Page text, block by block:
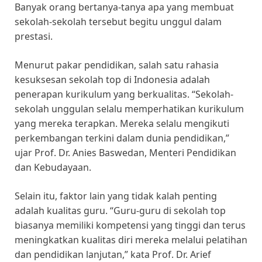
Banyak orang bertanya-tanya apa yang membuat
sekolah-sekolah tersebut begitu unggul dalam
prestasi.
Menurut pakar pendidikan, salah satu rahasia
kesuksesan sekolah top di Indonesia adalah
penerapan kurikulum yang berkualitas. “Sekolah-
sekolah unggulan selalu memperhatikan kurikulum
yang mereka terapkan. Mereka selalu mengikuti
perkembangan terkini dalam dunia pendidikan,”
ujar Prof. Dr. Anies Baswedan, Menteri Pendidikan
dan Kebudayaan.
Selain itu, faktor lain yang tidak kalah penting
adalah kualitas guru. “Guru-guru di sekolah top
biasanya memiliki kompetensi yang tinggi dan terus
meningkatkan kualitas diri mereka melalui pelatihan
dan pendidikan lanjutan,” kata Prof. Dr. Arief